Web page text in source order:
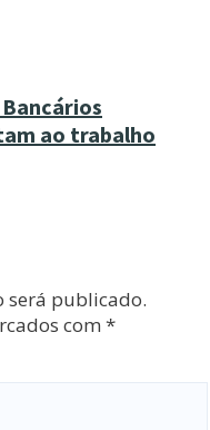
ao trabalho
será publicado.
com *